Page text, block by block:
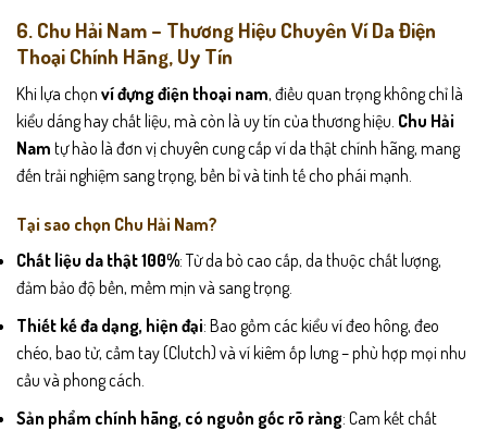
6. Chu Hải Nam – Thương Hiệu Chuyên Ví Da Điện
Thoại Chính Hãng, Uy Tín
Khi lựa chọn ví đựng điện thoại nam, điều quan trọng không chỉ là
kiểu dáng hay chất liệu, mà còn là uy tín của thương hiệu. Chu Hải
Nam tự hào là đơn vị chuyên cung cấp ví da thật chính hãng, mang
đến trải nghiệm sang trọng, bền bỉ và tinh tế cho phái mạnh.
Tại sao chọn Chu Hải Nam?
Chất liệu da thật 100%: Từ da bò cao cấp, da thuộc chất lượng,
đảm bảo độ bền, mềm mịn và sang trọng.
Thiết kế đa dạng, hiện đại: Bao gồm các kiểu ví đeo hông, đeo
chéo, bao tử, cầm tay (Clutch) và ví kiêm ốp lưng – phù hợp mọi nhu
cầu và phong cách.
Sản phẩm chính hãng, có nguồn gốc rõ ràng: Cam kết chất